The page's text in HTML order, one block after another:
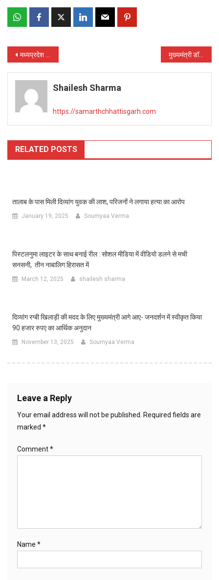
Post
navigation
मध्यप्रदेश पुलिस की अवैध हथियार निर्माण, तस्करी और आपराधिक गतिविधियों पर प्रभावी कार्रवाई मुख्यमंत्री डॉ. यादव आदिरंग शिल्पकार महोत्सव 2026 के समापन समारोह में मंगलवार को होंगे शामिल
Shailesh Sharma
https://samarthchhattisgarh.com
RELATED POSTS
तालाब के पास मिली दिव्यांग युवक की लाश, परिजनों ने लगाया हत्या का आरोप
January 19, 2025 Soumyaa Verma
पिस्टलनुमा लाइटर के साथ बनाई रील : सोशल मीडिया में वीडियो डलने से मची
सनसनी, तीन नाबालिग हिरासत में
March 12, 2025 shailesh sharma
दिव्यांग रग्बी खिलाड़ी की मदद के लिए मुख्यमंत्री आगे आए- जनदर्शन में स्वीकृत किया
90 हजार रुपए का आर्थिक अनुदान
November 13, 2025 Soumyaa Verma
Leave a Reply
Your email address will not be published.
Required fields are
marked *
Comment*
Name *